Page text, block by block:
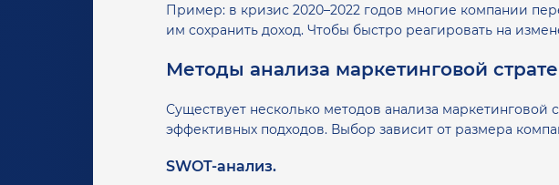
Пример: в кризис 2020–2022 годов многие компании
им сохранить доход. Чтобы быстро реагировать на
Методы анализа маркетинговой
Существует несколько методов анализа
эффективных подходов. Выбор зависит от размера
SWOT-анализ.